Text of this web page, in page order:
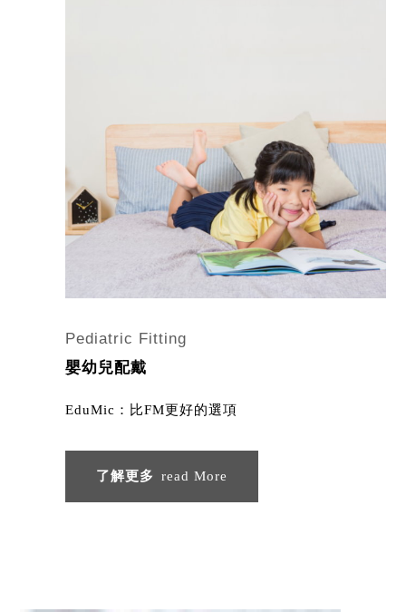
Pediatric Fitting
嬰幼兒配戴
EduMic：比FM更好的選項
了解更多 read More